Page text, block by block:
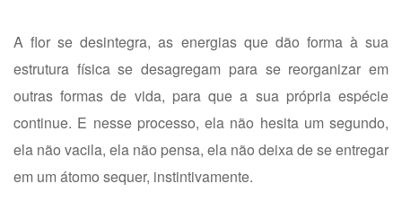
A flor se desintegra, as energias que dão forma à sua
estrutura física se desagregam para se reorganizar em
outras formas de vida, para que a sua própria espécie
continue. E nesse processo, ela não hesita um segundo,
ela não vacila, ela não pensa, ela não deixa de se entregar
em um átomo sequer, instintivamente.